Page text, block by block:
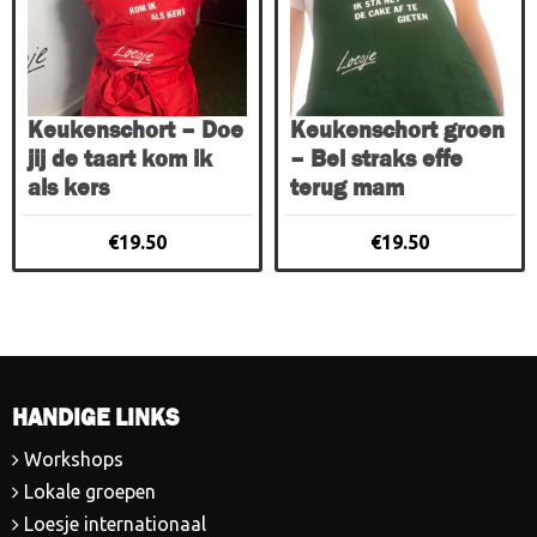
Keukenschort – Doe
jij de taart kom ik
als kers
€19.50
Keukenschort groen
– Bel straks effe
terug mam
€19.50
HANDIGE LINKS
Workshops
Lokale groepen
Loesje internationaal